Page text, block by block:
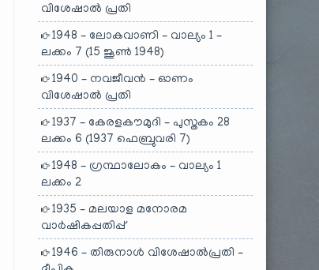
വിശേഷാൽ പ്രതി
1948 – ലോകവാണി – വാല്യം 1 –
ലക്കം 7 (15 ജൂൺ 1948)
1940 – നവജീവൻ – ഓണം
വിശേഷാൽ പ്രതി
1937 – കേരളകൗമുദി – പുസ്തകം 28
ലക്കം 6 (1937 ഫെബ്രുവരി 7)
1948 – ഗ്രന്ഥാലോകം – വാല്യം 1
ലക്കം 2
1935 – മലയാള മനോരമ
വാർഷികപ്പതിപ്പ്
1946 – തിരുനാൾ വിശേഷാൽപ്രതി –